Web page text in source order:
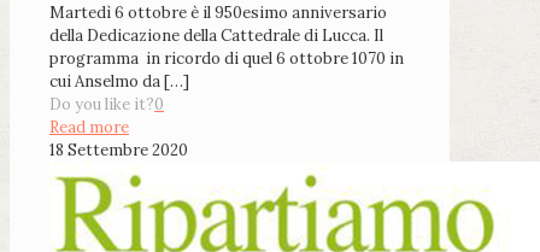
Martedì 6 ottobre è il 950esimo anniversario
della Dedicazione della Cattedrale di Lucca. Il
programma in ricordo di quel 6 ottobre 1070 in
cui Anselmo da[…]
Do you like it?0
Read more
18 Settembre 2020